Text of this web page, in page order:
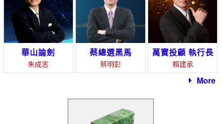
華山論劍
朱成志
蔡總選黑馬
蔡明彰
萬寶投顧 執行長
賴建承
More